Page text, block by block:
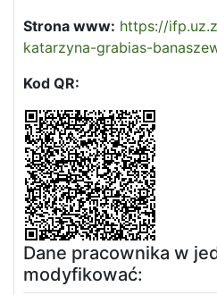
Strona www: https://
katarzyna-grabias-
Kod QR:
Dane pracownika w
modyfikować: